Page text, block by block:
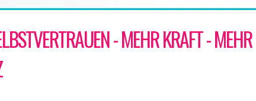
- MEHR KRAFT - MEHR